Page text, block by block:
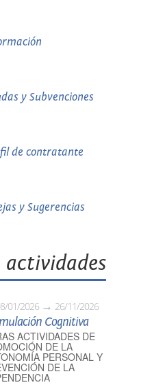
y Subvenciones
de contratante
y Sugerencias
actividades
01/2026 26/11/2026
Cognitiva
ACTIVIDADES DE
DE LA
PERSONAL Y
DE LA